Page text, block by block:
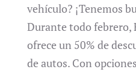
vehículo? ¡Tenemos
Durante todo febrero,
ofrece un 50% de
de autos. Con